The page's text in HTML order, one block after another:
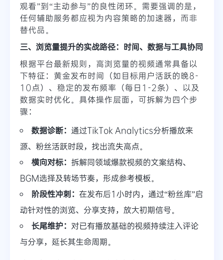
观看”到“主动参与”的良性闭环。需要强调的是，
任何辅助服务都应视为内容策略的加速器，而非
替代品。
三、浏览量提升的实战路径：时间、数据与工具协同
根据平台最新规则，高浏览量的视频通常具备以
下特征：黄金发布时间（如目标用户活跃的晚8-
10点）、稳定的发布频率（每日1-2条）、以及
数据实时优化。具体操作层面，可拆解为四个步
骤：
数据诊断： 通过TikTok Analytics分析播放来
源、粉丝活跃时段，找出流失高点。
横向对标： 拆解同领域爆款视频的文案结构、
BGM选择及转场节奏，形成参考模板。
阶段性冲刺： 在发布后1小时内，通过“粉丝库”启
动针对性的浏览、分享支持，放大初期信号。
长尾维护： 对已有播放基础的视频持续注入评论
与分享，延长其生命周期。